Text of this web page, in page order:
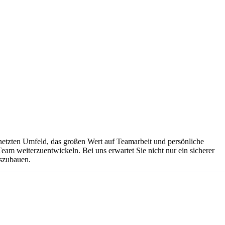
Umfeld, das großen Wert auf Teamarbeit und persönliche
weiterzuentwickeln. Bei uns erwartet Sie nicht nur ein sicherer